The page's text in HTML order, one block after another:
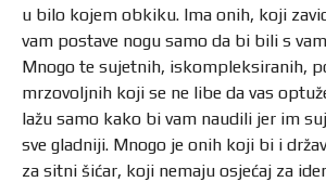
u bilo kojem obkiku. Ima onih, koji
vam postave nogu samo da bi bili s
Mnogo te sujetnih, iskompleksiranih,
mrzovoljnih koji se ne libe da vas
lažu samo kako bi vam naudili jer im
sve gladniji. Mnogo je onih koji bi i
za sitni šićar, koji nemaju osjećaj za